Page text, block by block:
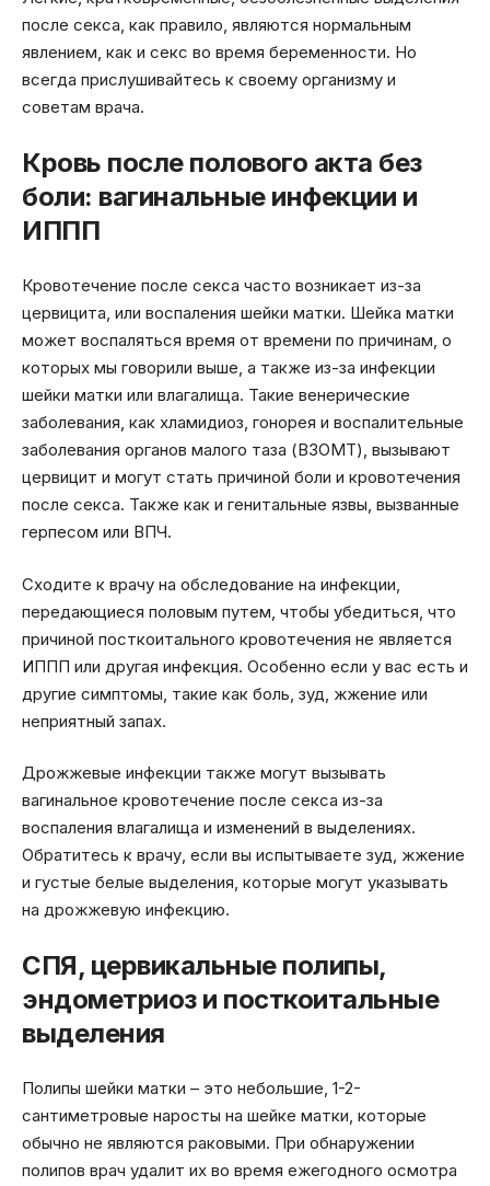
после секса, как правило, являются нормальным
явлением, как и секс во время беременности. Но
всегда прислушивайтесь к своему организму и
советам врача.
Кровь после полового акта без
боли: вагинальные инфекции и
ИППП
Кровотечение после секса часто возникает из-за
цервицита, или воспаления шейки матки. Шейка матки
может воспаляться время от времени по причинам, о
которых мы говорили выше, а также из-за инфекции
шейки матки или влагалища. Такие венерические
заболевания, как хламидиоз, гонорея и воспалительные
заболевания органов малого таза (ВЗОМТ), вызывают
цервицит и могут стать причиной боли и кровотечения
после секса. Также как и генитальные язвы, вызванные
герпесом или ВПЧ.
Сходите к врачу на обследование на инфекции,
передающиеся половым путем, чтобы убедиться, что
причиной посткоитального кровотечения не является
ИППП или другая инфекция. Особенно если у вас есть и
другие симптомы, такие как боль, зуд, жжение или
неприятный запах.
Дрожжевые инфекции также могут вызывать
вагинальное кровотечение после секса из-за
воспаления влагалища и изменений в выделениях.
Обратитесь к врачу, если вы испытываете зуд, жжение
и густые белые выделения, которые могут указывать
на дрожжевую инфекцию.
СПЯ, цервикальные полипы,
эндометриоз и посткоитальные
выделения
Полипы шейки матки – это небольшие, 1-2-
сантиметровые наросты на шейке матки, которые
обычно не являются раковыми. При обнаружении
полипов врач удалит их во время ежегодного осмотра